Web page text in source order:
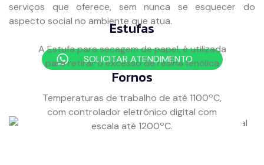
Estufas
A Estufa para secagem de papel, é utilizada
para retirar o excesso de resina fenólica
Fornos
Temperaturas de trabalho de até 1100ºC,
com controlador eletrônico digital com
escala até 1200ºC.
serviços que oferece, sem nunca se esquecer do
aspecto social no ambiente que atua.
SOLICITAR ATENDIMENTO